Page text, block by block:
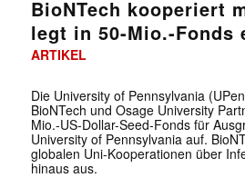
BioNTech kooperiert
legt in 50-Mio.-Fonds
ARTIKEL
Die University of Pennsylvania
BioNTech und Osage University
Mio.-US-Dollar-Seed-Fonds für
University of Pennsylvania auf.
globalen Uni-Kooperationen über
hinaus aus.